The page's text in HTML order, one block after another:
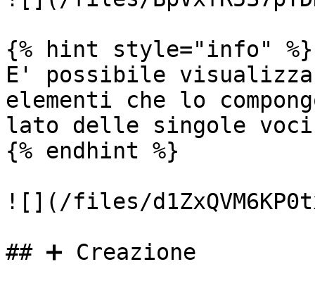
{% hint style="info" %}
E' possibile
elementi che lo
lato delle singole
{% endhint %}
![](/files/
## ➕ Creazione